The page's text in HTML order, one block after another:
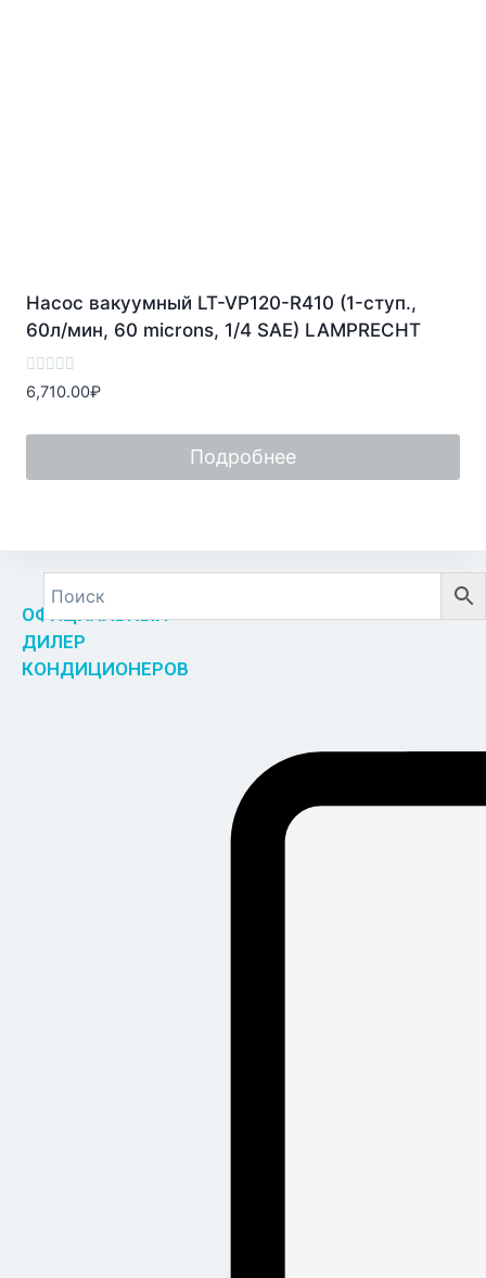
Насос вакуумный LT-VP120-R410 (1-ступ.,
60л/мин, 60 microns, 1/4 SAE) LAMPRECHT
Оценка
0
5
6,710.00₽
Подробнее
ОФИЦИАЛЬНЫЙ
ДИЛЕР
КОНДИЦИОНЕРОВ